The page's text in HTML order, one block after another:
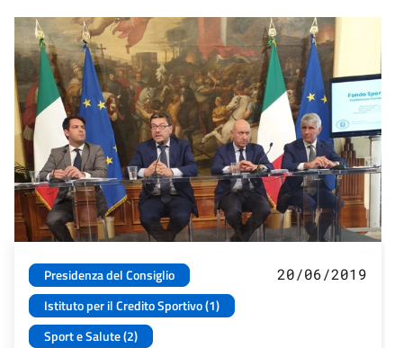
Presidenza del Consiglio
Istituto per il Credito Sportivo (1)
Sport e Salute (2)
20/06/2019